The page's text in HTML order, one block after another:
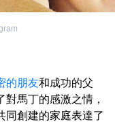
的朋友和成功的父
對馬丁的感激之情，
同創建的家庭表達了